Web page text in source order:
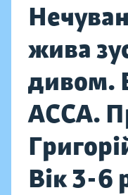
жива
дивом.
АССА.
Вік 3-6